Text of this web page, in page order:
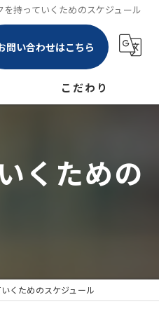
持っていくためのスケジュール
問い合わせはこちら
キャビン柏店
こだわり
ソフトテニス
くための
くためのスケジュール